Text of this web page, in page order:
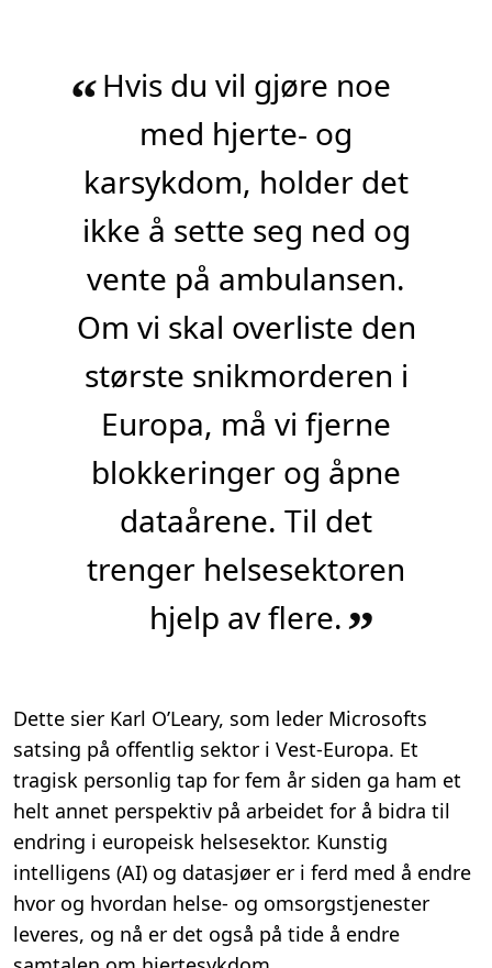
“Hvis du vil gjøre noe
med hjerte- og
karsykdom, holder det
ikke å sette seg ned og
vente på ambulansen.
Om vi skal overliste den
største snikmorderen i
Europa, må vi fjerne
blokkeringer og åpne
dataårene. Til det
trenger helsesektoren
hjelp av flere.”
Dette sier Karl O’Leary, som leder Microsofts
satsing på offentlig sektor i Vest-Europa. Et
tragisk personlig tap for fem år siden ga ham et
helt annet perspektiv på arbeidet for å bidra til
endring i europeisk helsesektor. Kunstig
intelligens (AI) og datasjøer er i ferd med å endre
hvor og hvordan helse- og omsorgstjenester
leveres, og nå er det også på tide å endre